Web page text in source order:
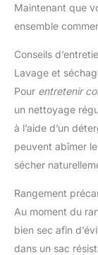
Maintenant que
ensemble
Conseils
Lavage et
Pour entretenir
un nettoyage
à l’aide d’un
peuvent abîmer
sécher
Rangement
Au moment du
bien sec afin
dans un sac